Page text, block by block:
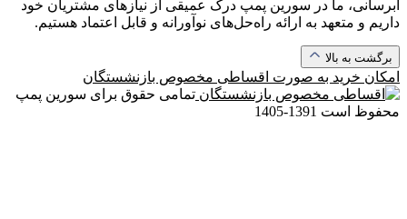
آبرسانی، ما در سورین پمپ درک عمیقی از نیازهای مشتریان خود
داریم و متعهد به ارائه راه‌حل‌های نوآورانه و قابل اعتماد هستیم.
برگشت به بالا
امکان خرید به صورت اقساطی مخصوص بازنشستگان
تمامی حقوق برای سورین پمپ
محفوظ است 1391-1405